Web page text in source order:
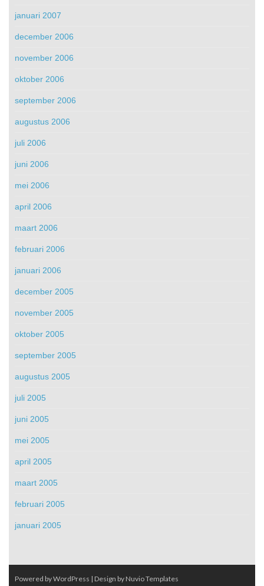
januari 2007
december 2006
november 2006
oktober 2006
september 2006
augustus 2006
juli 2006
juni 2006
mei 2006
april 2006
maart 2006
februari 2006
januari 2006
december 2005
november 2005
oktober 2005
september 2005
augustus 2005
juli 2005
juni 2005
mei 2005
april 2005
maart 2005
februari 2005
januari 2005
Powered by WordPress | Design by Nuvio Templates